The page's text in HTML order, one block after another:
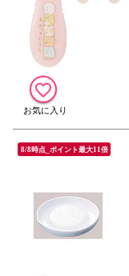
8/8時点_ポイント最大11倍